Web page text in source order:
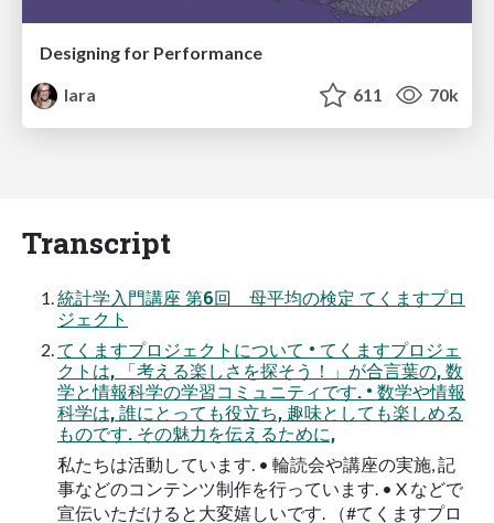
Designing for Performance
lara
611 70k
Transcript
統計学入門講座 第6回 母平均の検定 てくますプロ
ジェクト
てくますプロジェクトについて • てくますプロジェ
クトは, 「考える楽しさを探そう！」が合言葉の, 数
学と情報科学の学習コミュニティです. • 数学や情報
科学は, 誰にとっても役立ち, 趣味としても楽しめる
ものです. その魅力を伝えるために,
私たちは活動しています. • 輪読会や講座の実施, 記
事などのコンテンツ制作を行っています. • X などで
宣伝いただけると大変嬉しいです. （#てくますプロ